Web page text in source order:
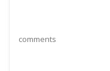
comments